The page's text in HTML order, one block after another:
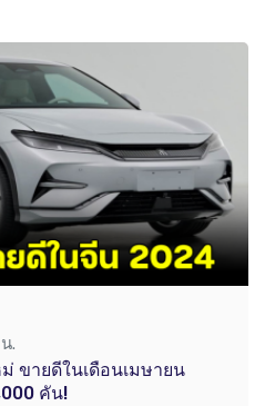
.
ขายดีในเดือนเมษายน
คัน!